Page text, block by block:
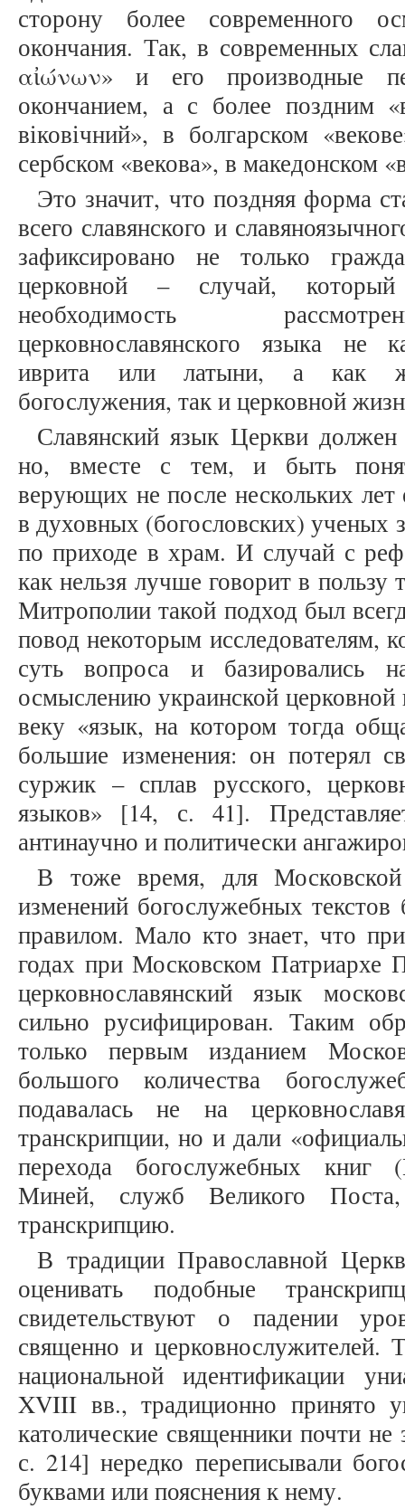
сторону более современного
окончания. Так, в современных
αἰώνων» и его производные
окончанием, а с более поздним
віковічний», в болгарском
сербском «векова», в македонском
Это значит, что поздняя форма
всего славянского и
зафиксировано не только
церковной – случай,
необходимость
церковнославянского языка не
иврита или латыни, а как
богослужения, так и церковной
Славянский язык Церкви должен
но, вместе с тем, и быть
верующих не после нескольких лет
в духовных (богословских) ученых
по приходе в храм. И случай с
как нельзя лучше говорит в пользу
Митрополии такой подход был
повод некоторым исследователям,
суть вопроса и базировались
осмыслению украинской
веку «язык, на котором тогда
большие изменения: он потерял
суржик – сплав русского,
языков» [14, с. 41].
антинаучно и политически
В тоже время, для
изменений богослужебных
правилом. Мало кто знает, что
годах при Московском Патриархе
церковнославянский язык
сильно русифицирован. Таким
только первым изданием
большого количества
подавалась не на
транскрипции, но и дали
перехода богослужебных книг
Миней, служб Великого
транскрипцию.
В традиции Православной
оценивать подобные
свидетельствуют о падении
священно и церковнослужителей.
национальной идентификации
XVIII вв., традиционно принято
католические священники почти не
с. 214] нередко переписывали
буквами или пояснения к нему.